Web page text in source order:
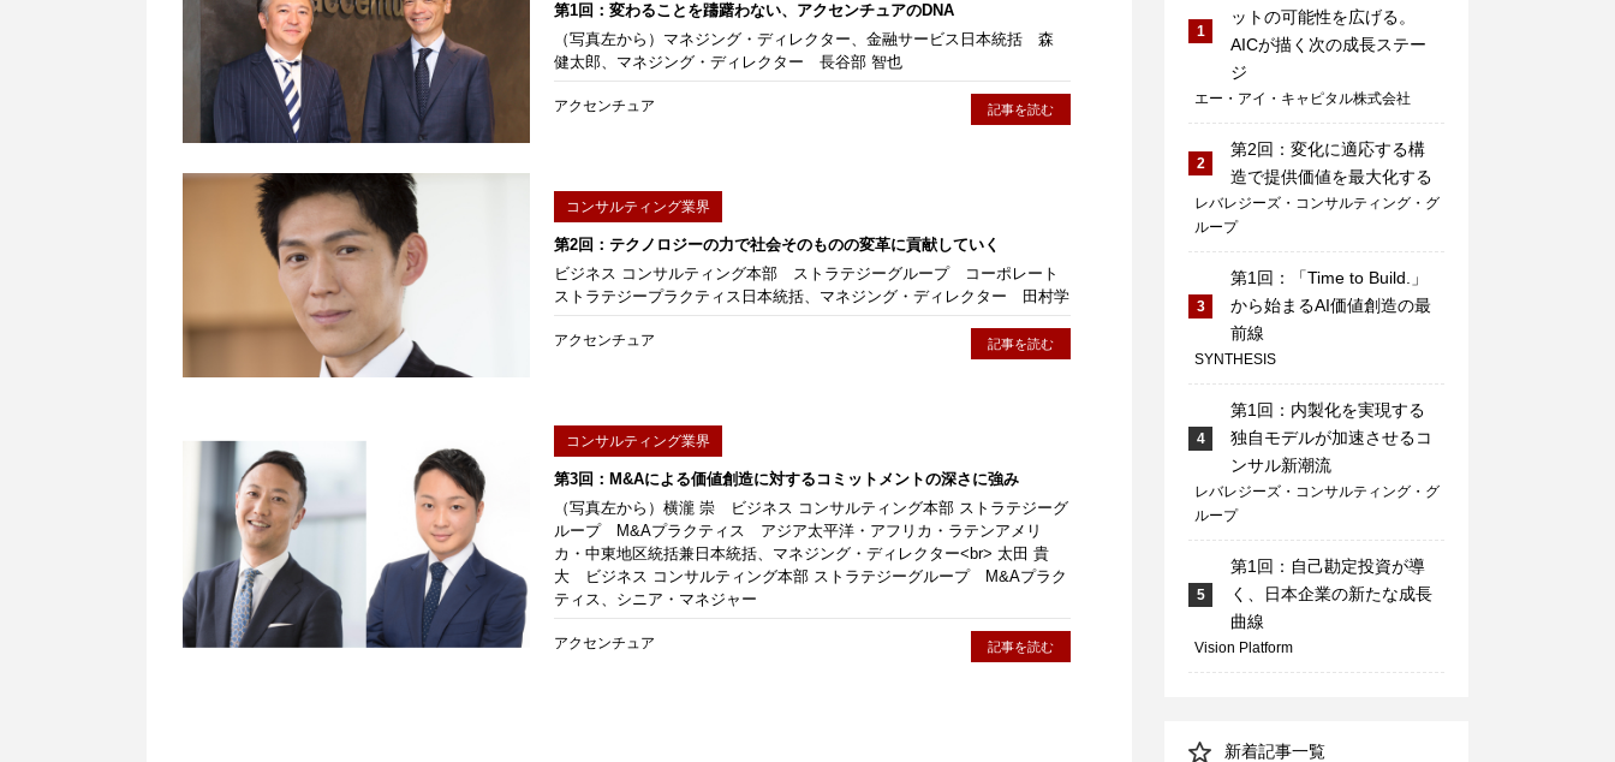
第1回：変わることを躊躇わない、アクセンチュアのDNA
（写真左から）マネジング・ディレクター、金融サービス日本統括 森
健太郎、マネジング・ディレクター 長谷部 智也
アクセンチュア 記事を読む
コンサルティング業界
第2回：テクノロジーの力で社会そのものの変革に貢献していく
ビジネス コンサルティング本部 ストラテジーグループ コーポレート
ストラテジープラクティス日本統括、マネジング・ディレクター 田村学
アクセンチュア 記事を読む
コンサルティング業界
第3回：M&Aによる価値創造に対するコミットメントの深さに強み
（写真左から）横瀧 崇 ビジネス コンサルティング本部 ストラテジーグ
ループ M&Aプラクティス アジア太平洋・アフリカ・ラテンアメリ
カ・中東地区統括兼日本統括、マネジング・ディレクター<br> 太田 貴
大 ビジネス コンサルティング本部 ストラテジーグループ M&Aプラク
ティス、シニア・マネジャー
アクセンチュア 記事を読む
1
ットの可能性を広げる。
AICが描く次の成長ステー
ジ
エー・アイ・キャピタル株式会社
2
第2回：変化に適応する構
造で提供価値を最大化する
レバレジーズ・コンサルティング・グ
ループ
3
第1回：「Time to Build.」
から始まるAI価値創造の最
前線
SYNTHESIS
4
第1回：内製化を実現する
独自モデルが加速させるコ
ンサル新潮流
レバレジーズ・コンサルティング・グ
ループ
5
第1回：自己勘定投資が導
く、日本企業の新たな成長
曲線
Vision Platform
新着記事一覧